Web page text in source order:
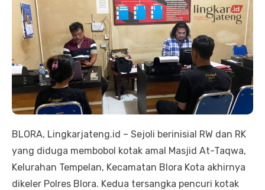
BLORA, Lingkarjateng.id – Sejoli berinisial RW dan RK
yang diduga membobol kotak amal Masjid At-Taqwa,
Kelurahan Tempelan, Kecamatan Blora Kota akhirnya
dikeler Polres Blora. Kedua tersangka pencuri kotak